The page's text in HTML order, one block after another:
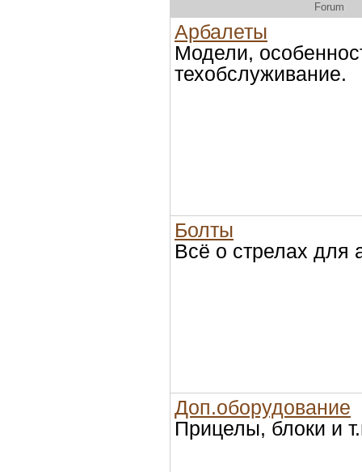
Forum
Арбалеты
Модели,
техобслуживание.
Болты
Всё о стрелах для
Доп.оборудование
Прицелы, блоки и